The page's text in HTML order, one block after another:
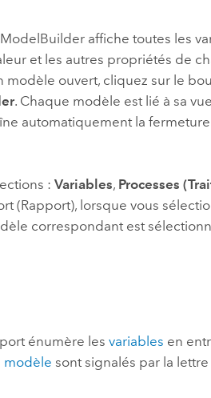
technologiques
ModelBuilder affiche toutes les
et les autres propriétés de
modèle ouvert, cliquez sur le
. Chaque modèle est lié à sa
automatiquement la
:Variables, Processes
(Rapport), lorsque vous
correspondant est
énumère lesvariables en
modèle sont signalés par la lettre